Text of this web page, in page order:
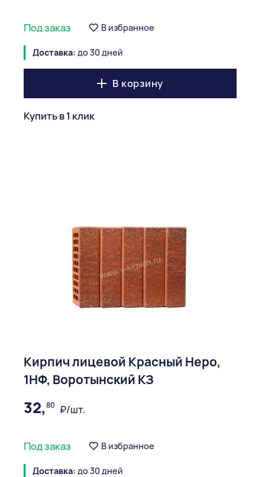
Под заказ В избранное
Доставка: до 30 дней
В корзину
Купить в 1 клик
Кирпич лицевой Красный Неро,
1НФ, Воротынский КЗ
32,80 ₽/шт.
Под заказ В избранное
Доставка: до 30 дней